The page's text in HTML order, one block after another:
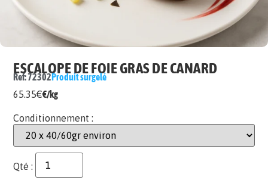
ESCALOPE DE FOIE GRAS DE CANARD
Ref: 72302Produit surgelé
65.35€€/kg
Conditionnement :
Qté :